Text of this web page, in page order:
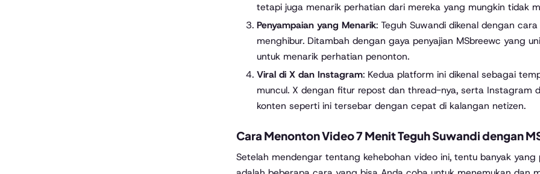
tetapi juga menarik perhatian dari mereka yang mungkin tidak
Penyampaian yang Menarik: Teguh Suwandi dikenal dengan
menghibur. Ditambah dengan gaya penyajian MSbreewc yang
untuk menarik perhatian penonton.
Viral di X dan Instagram: Kedua platform ini dikenal sebagai
muncul. X dengan fitur repost dan thread-nya, serta Instagram
konten seperti ini tersebar dengan cepat di kalangan netizen.
Cara Menonton Video 7 Menit Teguh Suwandi dengan
Setelah mendengar tentang kehebohan video ini, tentu banyak